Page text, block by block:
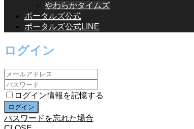
やわらかタイムズ
ポータルズ公式
ポータルズ公式LINE
ログイン
ログイン情報を記憶する
パスワードを忘れた場合